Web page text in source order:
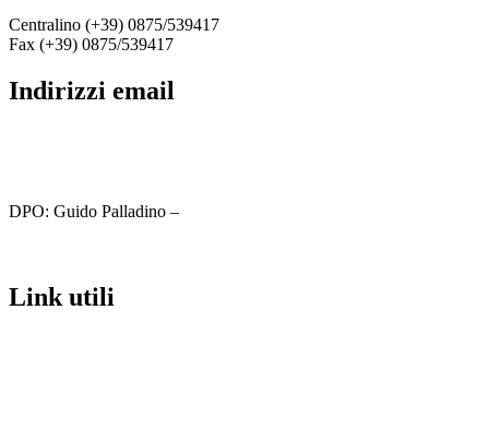
Centralino (+39) 0875/539417
Fax (+39) 0875/539417
indirizzi email
DPO: Guido Palladino –
link utili